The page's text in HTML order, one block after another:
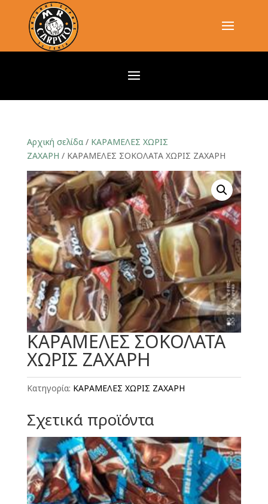
Αρχική σελίδα/ ΚΑΡΑΜΕΛΕΣ ΧΩΡΙΣ
ΖΑΧΑΡΗ / ΚΑΡΑΜΕΛΕΣ ΣΟΚΟΛΑΤΑ ΧΩΡΙΣ ΖΑΧΑΡΗ
ΚΑΡΑΜΕΛΕΣ ΣΟΚΟΛΑΤΑ
ΧΩΡΙΣ ΖΑΧΑΡΗ
Κατηγορία: ΚΑΡΑΜΕΛΕΣ ΧΩΡΙΣ ΖΑΧΑΡΗ
Σχετικά προϊόντα